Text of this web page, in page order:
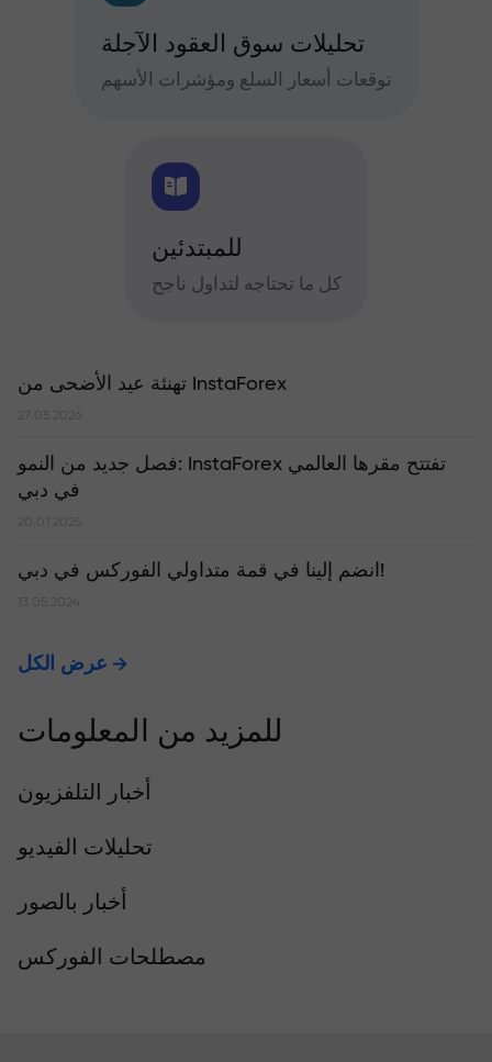
تحليلات سوق العقود الآجلة
توقعات أسعار السلع ومؤشرات الأسهم
للمبتدئين
كل ما تحتاجه لتداول ناجح
تهنئة عيد الأضحى من InstaForex
27.05.2026
​فصل جديد من النمو: InstaForex تفتتح مقرها العالمي
في دبي
20.01.2025
انضم إلينا في قمة متداولي الفوركس في دبي!
13.05.2024
عرض الكل
للمزيد من المعلومات
أخبار التلفزيون
تحليلات الفيديو
أخبار بالصور
مصطلحات الفوركس